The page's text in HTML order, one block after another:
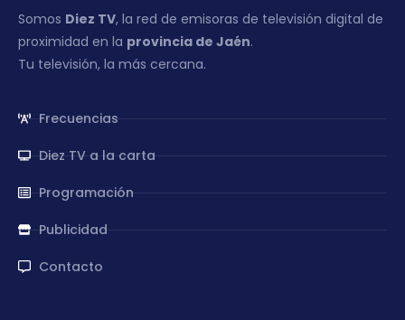
Somos Diez TV, la red de emisoras de televisión digital de
proximidad en la provincia de Jaén.
Tu televisión, la más cercana.
Frecuencias
Diez TV a la carta
Programación
Publicidad
Contacto